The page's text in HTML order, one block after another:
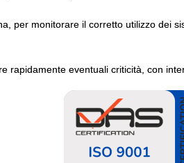
per monitorare il corretto utilizzo dei
rapidamente eventuali criticità, con